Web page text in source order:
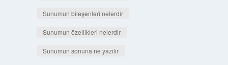
Sunumun bileşenleri nelerdir
Sunumun özellikleri nelerdir
Sunumun sonuna ne yazılır